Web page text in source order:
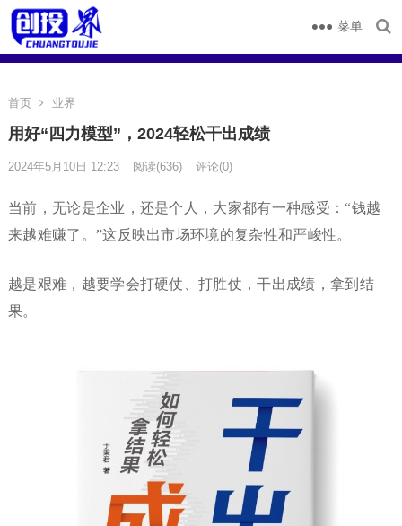
菜单
首页 业界
用好“四力模型”，2024轻松干出成绩
2024年5月10日 12:23 阅读(636) 评论(0)
当前，无论是企业，还是个人，大家都有一种感受：“钱越
来越难赚了。”这反映出市场环境的复杂性和严峻性。
越是艰难，越要学会打硬仗、打胜仗，干出成绩，拿到结
果。